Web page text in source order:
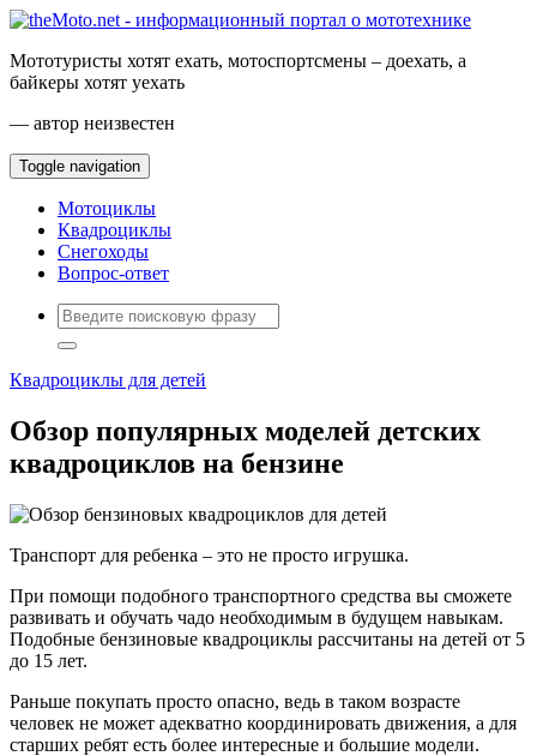
Мототуристы хотят ехать, мотоспортсмены – доехать, а
байкеры хотят уехать
— автор неизвестен
Toggle navigation
Мотоциклы
Квадроциклы
Снегоходы
Вопрос-ответ
Квадроциклы для детей
Обзор популярных моделей детских
квадроциклов на бензине
Транспорт для ребенка – это не просто игрушка.
При помощи подобного транспортного средства вы сможете
развивать и обучать чадо необходимым в будущем навыкам.
Подобные бензиновые квадроциклы рассчитаны на детей от 5
до 15 лет.
Раньше покупать просто опасно, ведь в таком возрасте
человек не может адекватно координировать движения, а для
старших ребят есть более интересные и большие модели.